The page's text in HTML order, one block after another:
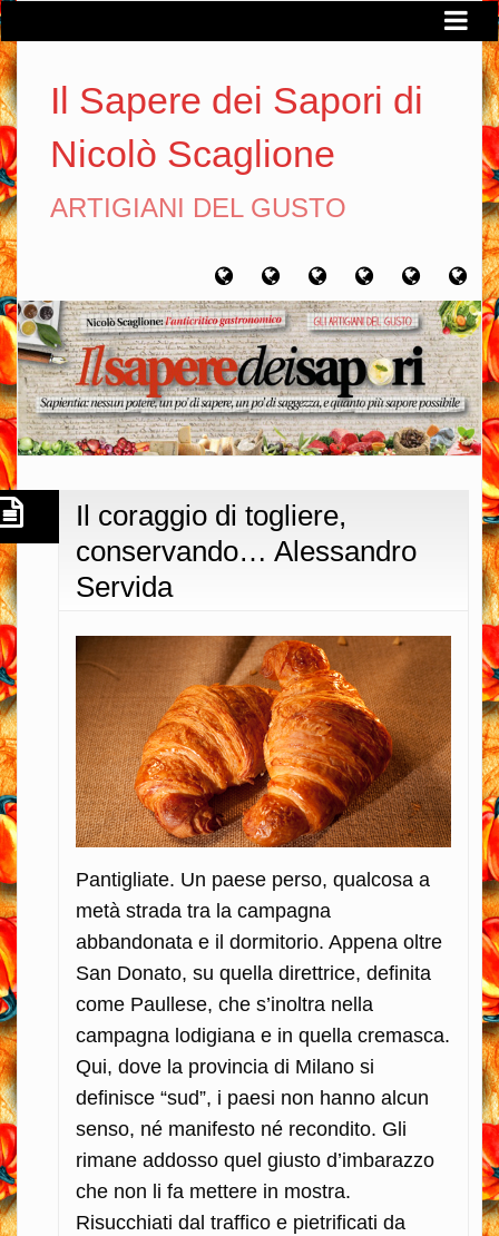
Il Sapere dei Sapori di
Nicolò Scaglione
ARTIGIANI DEL GUSTO
Home Chi
sono
Artigiani
del
gusto
Viaggi
del
gusto
Filosofia
del
gusto
Il coraggio di togliere,
conservando… Alessandro
Servida
Pantigliate. Un paese perso, qualcosa a
metà strada tra la campagna
abbandonata e il dormitorio. Appena oltre
San Donato, su quella direttrice, definita
come Paullese, che s’inoltra nella
campagna lodigiana e in quella cremasca.
Qui, dove la provincia di Milano si
definisce “sud”, i paesi non hanno alcun
senso, né manifesto né recondito. Gli
rimane addosso quel giusto d’imbarazzo
che non li fa mettere in mostra.
Risucchiati dal traffico e pietrificati da